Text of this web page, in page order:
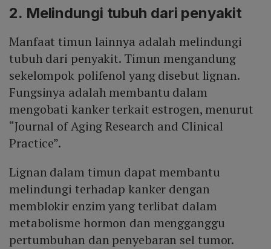
2. Melindungi tubuh dari penyakit
Manfaat timun lainnya adalah melindungi
tubuh dari penyakit. Timun mengandung
sekelompok polifenol yang disebut lignan.
Fungsinya adalah membantu dalam
mengobati kanker terkait estrogen, menurut
“Journal of Aging Research and Clinical
Practice”.
Lignan dalam timun dapat membantu
melindungi terhadap kanker dengan
memblokir enzim yang terlibat dalam
metabolisme hormon dan mengganggu
pertumbuhan dan penyebaran sel tumor.